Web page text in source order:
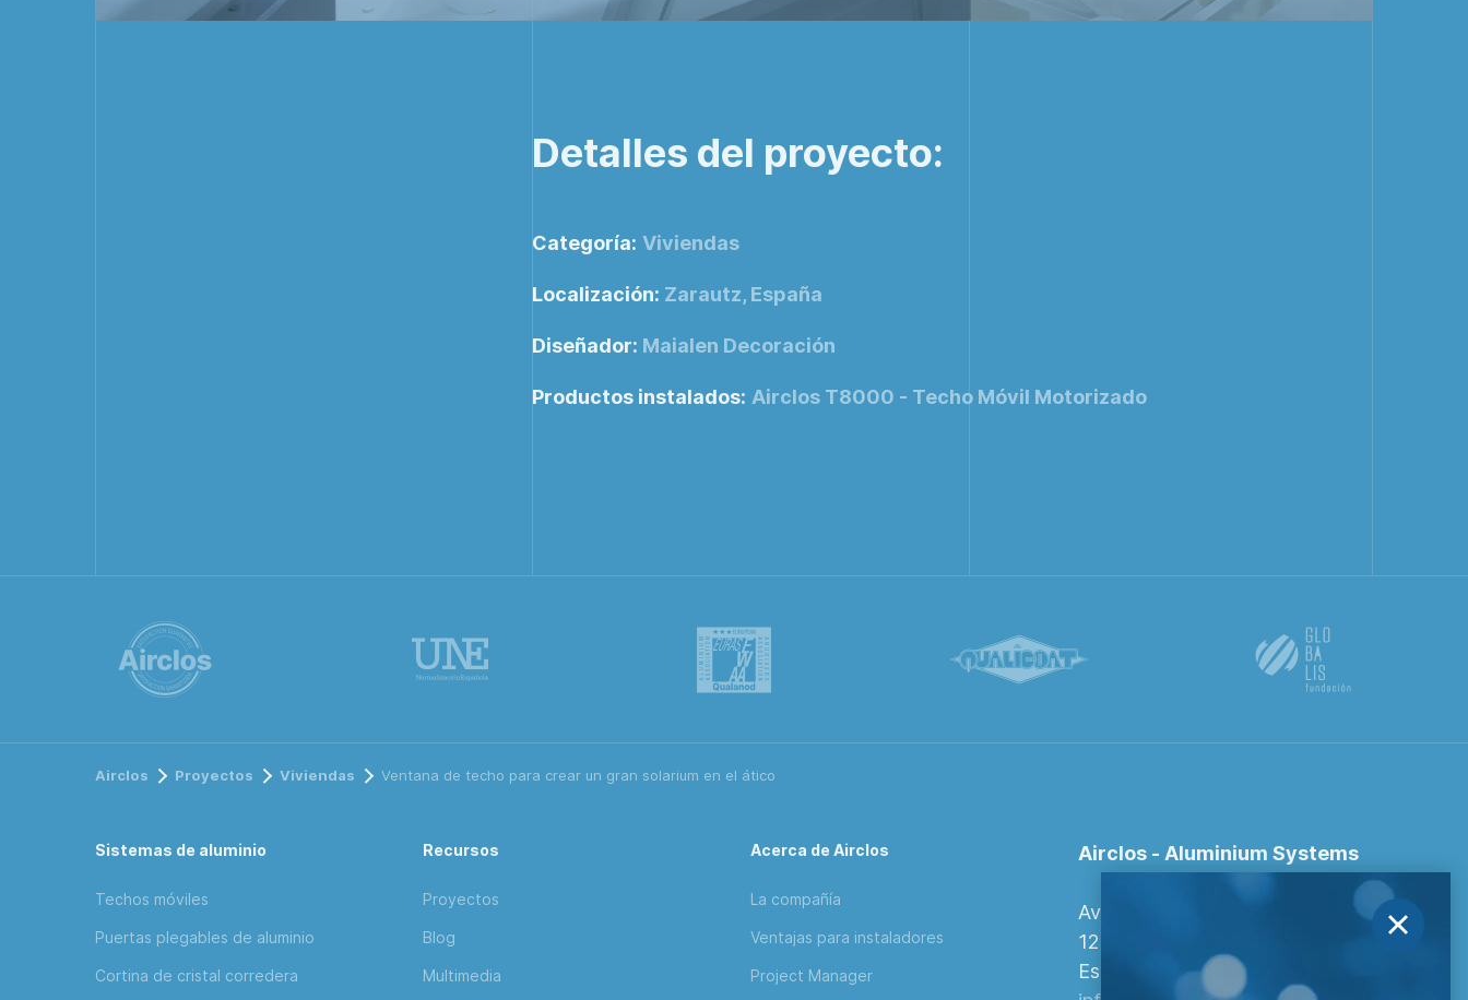
Detalles del proyecto:
Categoría: Viviendas
Localización: Zarautz, España
Diseñador: Maialen Decoración
Productos instalados: Airclos T8000 - Techo Móvil Motorizado
Airclos Proyectos Viviendas Ventana de techo para crear un gran solarium en el ático
Sistemas de aluminio
Techos móviles
Puertas plegables de aluminio
Cortina de cristal corredera
Recursos
Proyectos
Blog
Multimedia
Acerca de Airclos
La compañía
Ventajas para instaladores
Project Manager
Airclos - Aluminium Systems
Avenida Europa, 103
12006 Castellón de la Plana,
España.